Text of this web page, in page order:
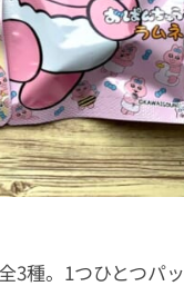
3種。1つひとつパ